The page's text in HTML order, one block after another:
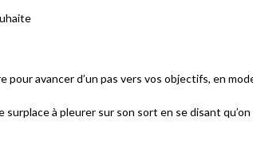
avancer d’un pas vers vos objectifs, en
à pleurer sur son sort en se disant